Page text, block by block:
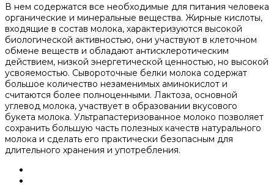
В нем содержатся все необходимые для питания человека
органические и минеральные вещества. Жирные кислоты,
входящие в состав молока, характеризуются высокой
биологической активностью, они участвуют в клеточном
обмене веществ и обладают антисклеротическим
действием, низкой энергетической ценностью, но высокой
усвояемостью. Сывороточные белки молока содержат
большое количество незаменимых аминокислот и
считаются более полноценными. Лактоза, основной
углевод молока, участвует в образовании вкусового
букета молока. Ультрапастеризованное молоко позволяет
сохранить большую часть полезных качеств натурального
молока и сделать его практически безопасным для
длительного хранения и употребления.